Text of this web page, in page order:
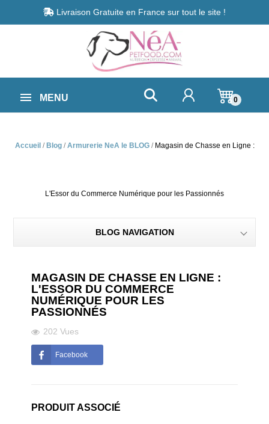
Livraison Gratuite en France sur tout le site !
0
MENU
Accueil Blog Armurerie NeA le BLOG Magasin de Chasse en Ligne :
L'Essor du Commerce Numérique pour les Passionnés
BLOG NAVIGATION
MAGASIN DE CHASSE EN LIGNE :
L'ESSOR DU COMMERCE
NUMÉRIQUE POUR LES
PASSIONNÉS
202 Vues
Facebook
PRODUIT ASSOCIÉ